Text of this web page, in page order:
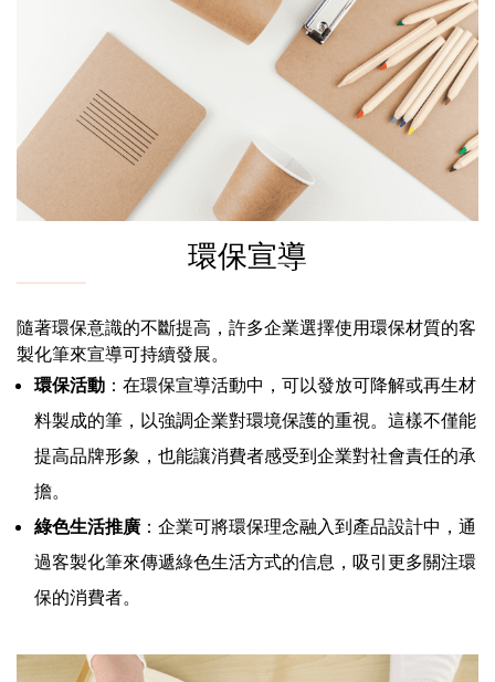
環保宣導
隨著環保意識的不斷提高，許多企業選擇使用環保材質的客
製化筆來宣導可持續發展。
環保活動 ：在環保宣導活動中，可以發放可降解或再生材
料製成的筆，以強調企業對環境保護的重視。這樣不僅能
提高品牌形象，也能讓消費者感受到企業對社會責任的承
擔。
綠色生活推廣 ：企業可將環保理念融入到產品設計中，通
過客製化筆來傳遞綠色生活方式的信息，吸引更多關注環
保的消費者。